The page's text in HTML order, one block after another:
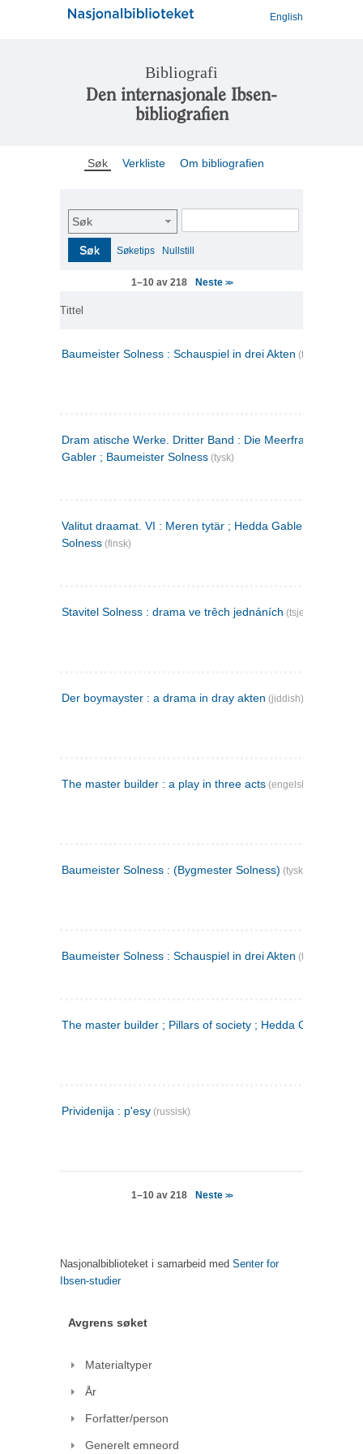
English
Bibliografi
Den internasjonale Ibsen-
bibliografien
Søk Verkliste Om bibliografien
Søk
Søk Søketips Nullstill
1–10 av 218 Neste >>
Tittel
Baumeister Solness : Schauspiel in drei Akten (tysk)
Dram atische Werke. Dritter Band : Die Meerfrau ; Hedda
Gabler ; Baumeister Solness (tysk)
Valitut draamat. VI : Meren tytär ; Hedda Gabler ;
Solness (finsk)
Stavitel Solness : drama ve trěch jednáních (tsjekkisk)
Der boymayster : a drama in dray akten (jiddish)
The master builder : a play in three acts (engelsk)
Baumeister Solness : (Bygmester Solness) (tysk)
Baumeister Solness : Schauspiel in drei Akten (tysk)
The master builder ; Pillars of society ; Hedda Gabler
Prividenija : p'esy (russisk)
1–10 av 218 Neste >>
Nasjonalbiblioteket i samarbeid med Senter for
Ibsen-studier
Avgrens søket
Materialtyper
År
Forfatter/person
Generelt emneord